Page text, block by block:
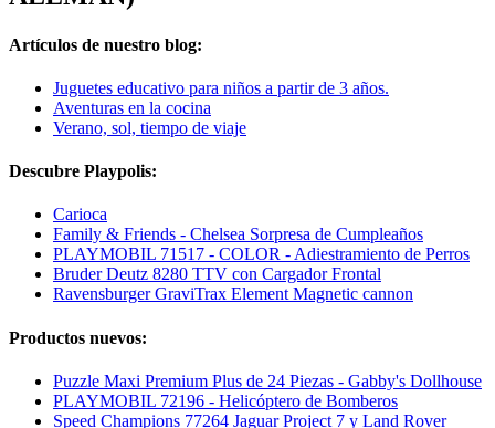
Artículos de nuestro blog:
Juguetes educativo para niños a partir de 3 años.
Aventuras en la cocina
Verano, sol, tiempo de viaje
Descubre Playpolis:
Carioca
Family & Friends - Chelsea Sorpresa de Cumpleaños
PLAYMOBIL 71517 - COLOR - Adiestramiento de Perros
Bruder Deutz 8280 TTV con Cargador Frontal
Ravensburger GraviTrax Element Magnetic cannon
Productos nuevos:
Puzzle Maxi Premium Plus de 24 Piezas - Gabby's Dollhouse
PLAYMOBIL 72196 - Helicóptero de Bomberos
Speed Champions 77264 Jaguar Project 7 y Land Rover